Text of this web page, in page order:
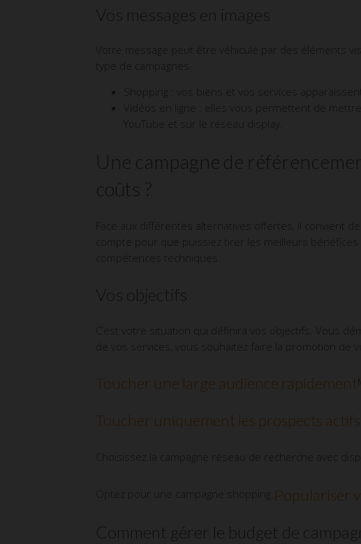
Vos messages en images
Votre message peut être véhiculé par des éléments
type de campagnes.
Shopping : vos biens et vos services
Vidéos en ligne : elles vous permettent de
YouTube et sur le réseau display.
Une campagne de
coûts ?
Face aux différentes alternatives offertes, il convient
compte pour que puissiez tirer les meilleurs
compétences techniques.
Vos objectifs
C’est votre situation qui définira vos objectifs. Vous
de vos services, vous souhaitez faire la promotion de
Toucher une large audience rapidement
Toucher uniquement les prospects actifs
Choisissez la campagne réseau de recherche avec
Optez pour une campagne shopping. Populariser
Comment gérer le budget de